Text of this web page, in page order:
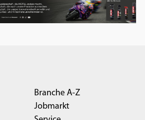
Branche A-Z
Jobmarkt